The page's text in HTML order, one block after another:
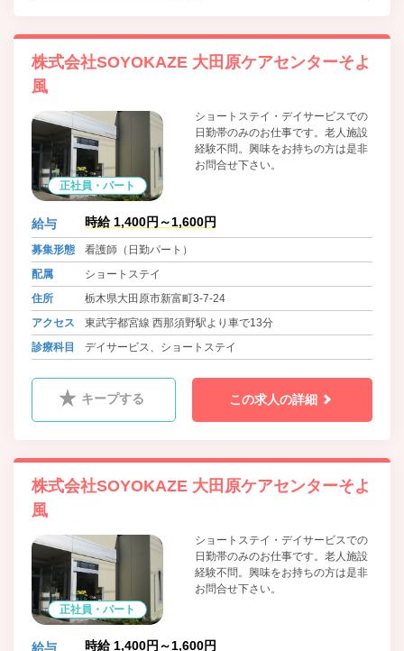
株式会社SOYOKAZE 大田原ケアセンターそよ
風
正社員・パート
ショートステイ・デイサービスでの
日勤帯のみのお仕事です。老人施設
経験不問。興味をお持ちの方は是非
お問合せ下さい。
給与 時給 1,400円～1,600円
募集形態
看護師（日勤パート）
配属
ショートステイ
住所
栃木県大田原市新富町3-7-24
アクセス
東武宇都宮線 西那須野駅より車で13分
診療科目
デイサービス、ショートステイ
キープする この求人の詳細
株式会社SOYOKAZE 大田原ケアセンターそよ
風
正社員・パート
ショートステイ・デイサービスでの
日勤帯のみのお仕事です。老人施設
経験不問。興味をお持ちの方は是非
お問合せ下さい。
給与 時給 1,400円～1,600円